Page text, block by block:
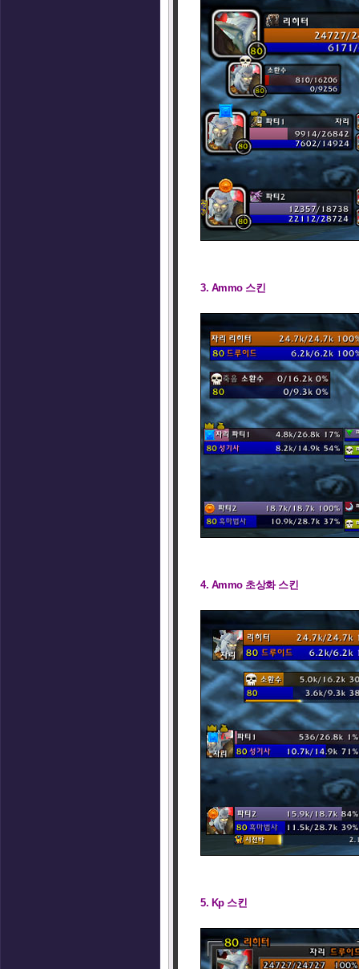
3. Ammo 스킨
4. Ammo 초상화 스킨
5. Kp 스킨